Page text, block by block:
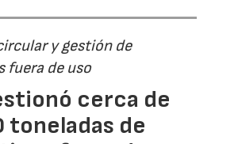
y gestión de
fuera de uso
cerca de
toneladas de